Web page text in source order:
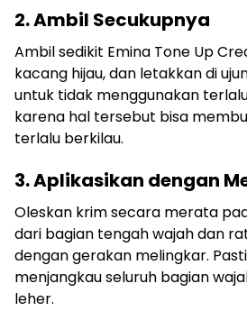
2. Ambil Secukupnya
Ambil sedikit Emina Tone Up
kacang hijau, dan letakkan di
untuk tidak menggunakan
karena hal tersebut bisa
terlalu berkilau.
3. Aplikasikan dengan
Oleskan krim secara merata
dari bagian tengah wajah dan
dengan gerakan melingkar.
menjangkau seluruh bagian
leher.